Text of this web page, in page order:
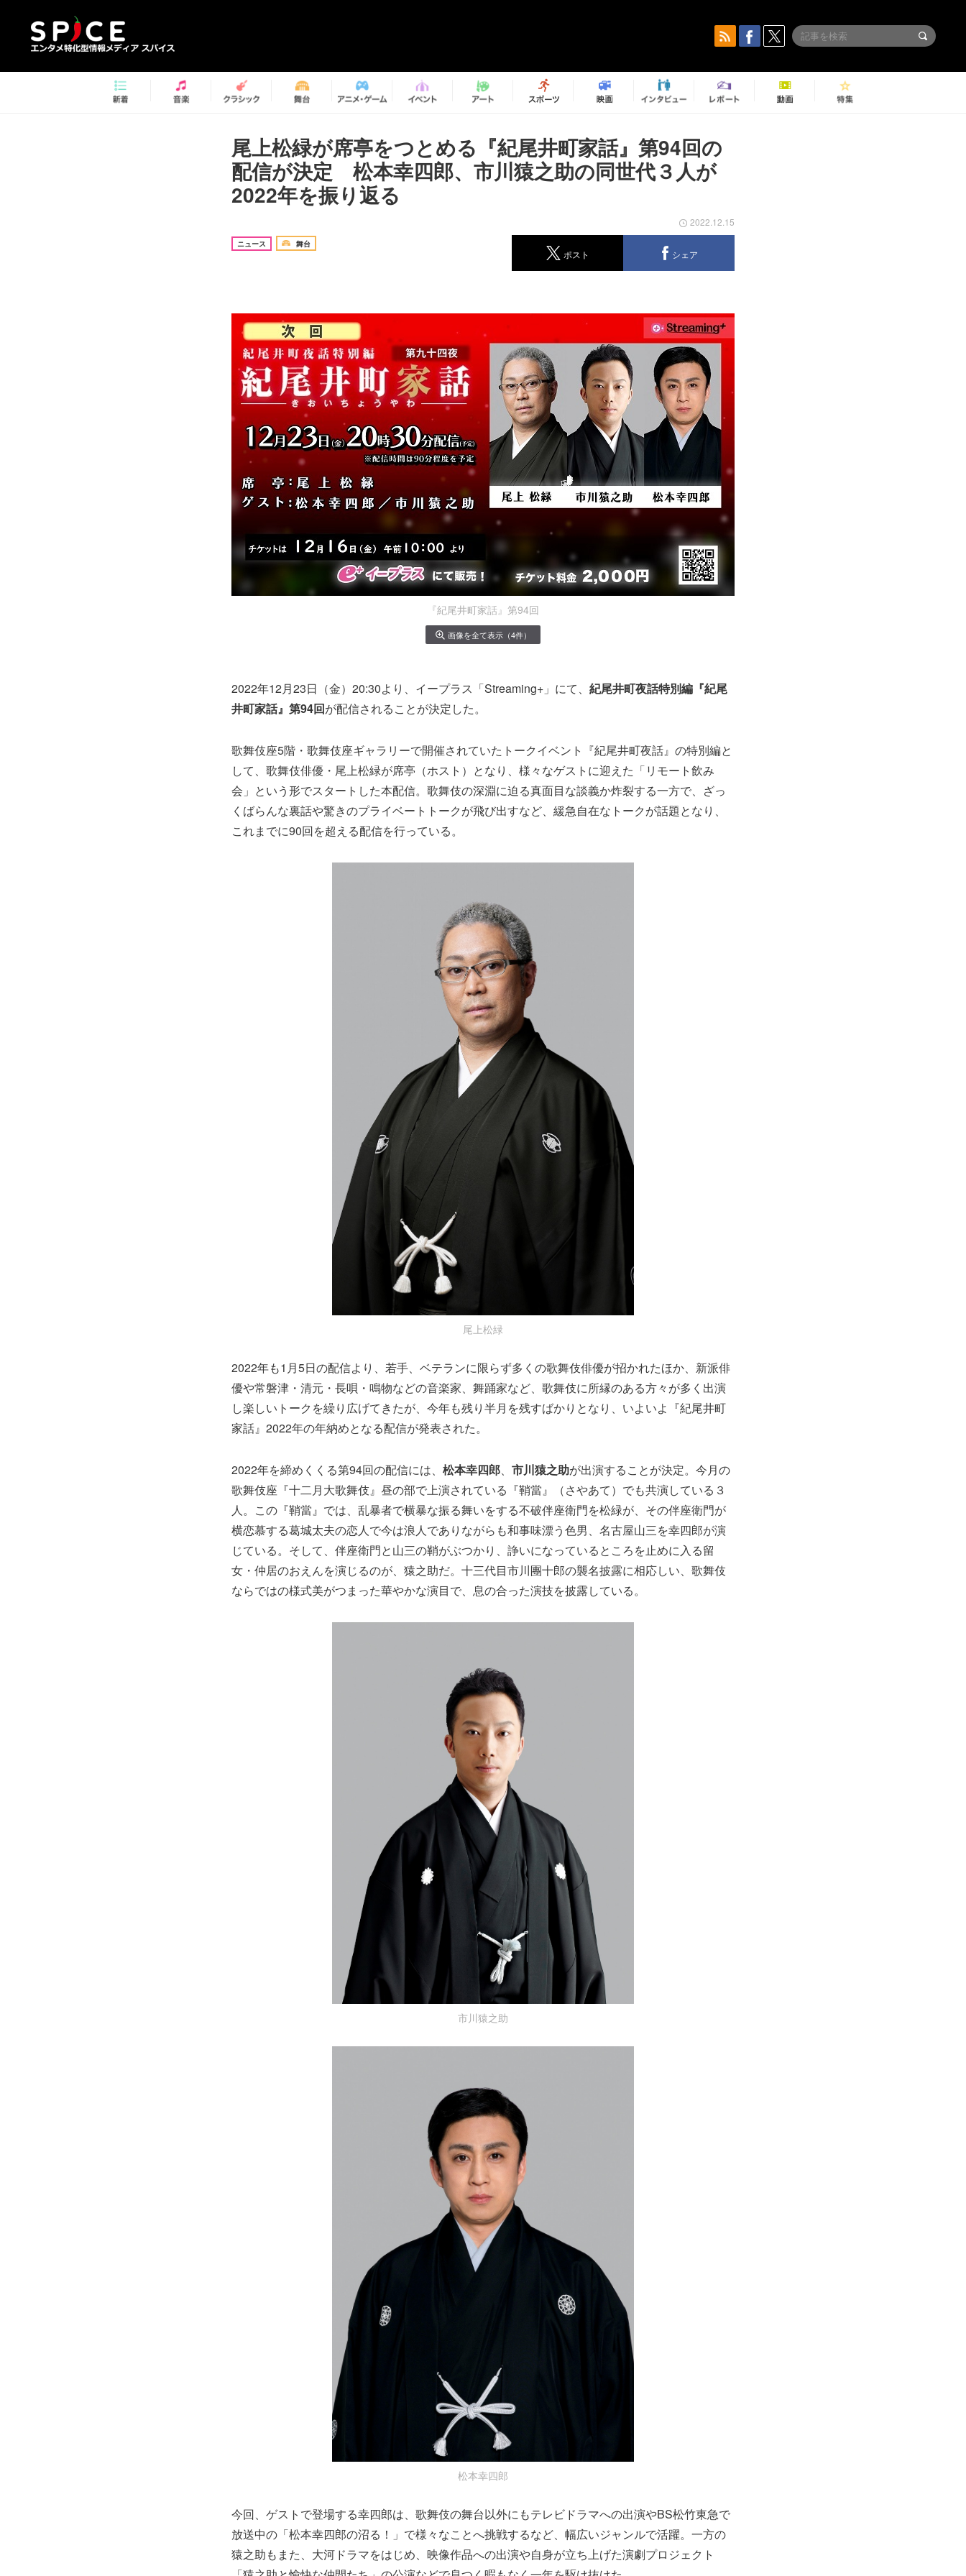
尾上松緑が席亭をつとめる『紀尾井町家話』第94回の
配信が決定 松本幸四郎、市川猿之助の同世代３人が
2022年を振り返る
ニュース 舞台
2022.12.15
ポスト シェア
『紀尾井町家話』第94回
画像を全て表示（4件）
2022年12月23日（金）20:30より、イープラス「Streaming+」にて、 紀尾井町夜話特別編『紀尾
井町家話』第94回が配信されることが決定した。
歌舞伎座5階・歌舞伎座ギャラリーで開催されていたトークイベント『紀尾井町夜話』の特別編と
して、歌舞伎俳優・尾上松緑が席亭（ホスト）となり、様々なゲストに迎えた「リモート飲み
会」という形でスタートした本配信。歌舞伎の深淵に迫る真面目な談義か炸裂する一方で、ざっ
くばらんな裏話や驚きのプライベートトークが飛び出すなど、緩急自在なトークが話題となり、
これまでに90回を超える配信を行っている。
尾上松緑
2022年も1月5日の配信より、若手、ベテランに限らず多くの歌舞伎俳優が招かれたほか、新派俳
優や常磐津・清元・長唄・鳴物などの音楽家、舞踊家など、歌舞伎に所縁のある方々が多く出演
し楽しいトークを繰り広げてきたが、今年も残り半月を残すばかりとなり、いよいよ『紀尾井町
家話』2022年の年納めとなる配信が発表された。
2022年を締めくくる第94回の配信には、 松本幸四郎、 市川猿之助が出演することが決定。今月の
歌舞伎座『十二月大歌舞伎』昼の部で上演されている『鞘當』（さやあて）でも共演している３
人。この『鞘當』では、乱暴者で横暴な振る舞いをする不破伴座衛門を松緑が、その伴座衛門が
横恋慕する葛城太夫の恋人で今は浪人でありながらも和事味漂う色男、名古屋山三を幸四郎が演
じている。そして、伴座衛門と山三の鞘がぶつかり、諍いになっているところを止めに入る留
女・仲居のおえんを演じるのが、猿之助だ。十三代目市川團十郎の襲名披露に相応しい、歌舞伎
ならではの様式美がつまった華やかな演目で、息の合った演技を披露している。
市川猿之助
松本幸四郎
今回、ゲストで登場する幸四郎は、歌舞伎の舞台以外にもテレビドラマへの出演やBS松竹東急で
放送中の「松本幸四郎の沼る！」で様々なことへ挑戦するなど、幅広いジャンルで活躍。一方の
猿之助もまた、大河ドラマをはじめ、映像作品への出演や自身が立ち上げた演劇プロジェクト